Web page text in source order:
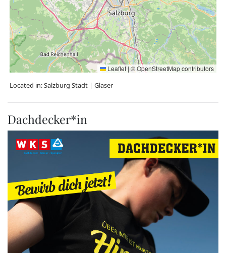
Leaflet | ©OpenStreetMapcontributors
Located in:Salzburg Stadt | Glaser
Dachdecker*in